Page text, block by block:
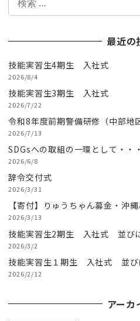
索
最近の
技能実習生4期生 入社式
2026/8/4
技能実習生3期生 入社式
2026/7/22
令和8年度前期警備研修（中部地
2026/7/13
SDGsへの取組の一環として・・
2026/6/8
辞令交付式
2026/3/31
【寄付】りゅうちゃん募金・沖
2026/3/13
技能実習生2期生 入社式 並び
2026/3/2
技能実習生１期生 入社式 並
2026/2/12
アーカ